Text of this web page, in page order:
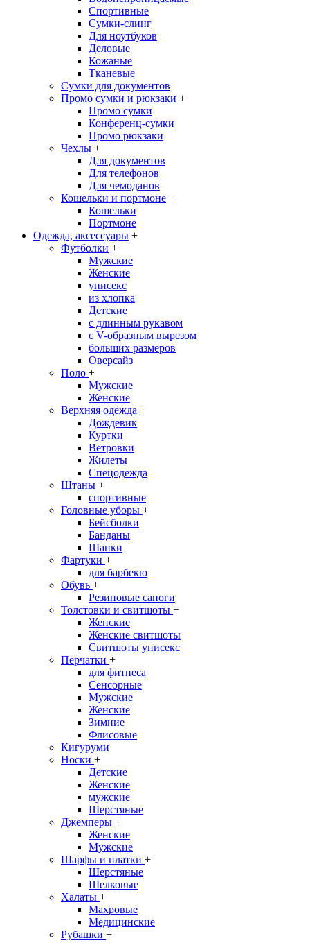
Спортивные
Сумки-слинг
Для ноутбуков
Деловые
Кожаные
Тканевые
Сумки для документов
Промо сумки и рюкзаки +
Промо сумки
Конференц-сумки
Промо рюкзаки
Чехлы +
Для документов
Для телефонов
Для чемоданов
Кошельки и портмоне +
Кошельки
Портмоне
Одежда, аксессуары +
Футболки +
Мужские
Женские
унисекс
из хлопка
Детские
с длинным рукавом
с V-образным вырезом
больших размеров
Оверсайз
Поло +
Мужские
Женские
Верхняя одежда +
Дождевик
Куртки
Ветровки
Жилеты
Спецодежда
Штаны +
спортивные
Головные уборы +
Бейсболки
Банданы
Шапки
Фартуки +
для барбекю
Обувь +
Резиновые сапоги
Толстовки и свитшоты +
Женские
Женские свитшоты
Свитшоты унисекс
Перчатки +
для фитнеса
Сенсорные
Мужские
Женские
Зимние
Флисовые
Кигуруми
Носки +
Детские
Женские
мужские
Шерстяные
Джемперы +
Женские
Мужские
Шарфы и платки +
Шерстяные
Шелковые
Халаты +
Махровые
Медицинские
Рубашки +